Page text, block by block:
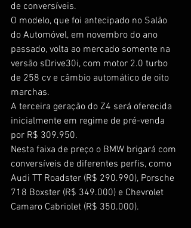
de conversíveis.
O modelo, que foi antecipado no Salão
do Automóvel, em novembro do ano
passado, volta ao mercado somente na
versão sDrive30i, com motor 2.0 turbo
de 258 cv e câmbio automático de oito
marchas.
A terceira geração do Z4 será oferecida
inicialmente em regime de pré-venda
por R$ 309.950.
Nesta faixa de preço o BMW brigará com
conversíveis de diferentes perfis, como
Audi TT Roadster (R$ 290.990), Porsche
718 Boxster (R$ 349.000) e Chevrolet
Camaro Cabriolet (R$ 350.000).